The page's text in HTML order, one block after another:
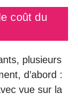
coût du
plusieurs
d’abord :
vue sur la